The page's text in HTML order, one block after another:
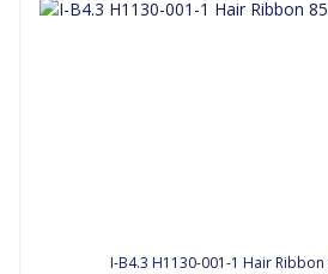
I-B4.3 H1130-001-1 Hair